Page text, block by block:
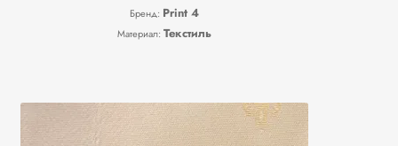
Бренд: Print 4
Материал: Текстиль